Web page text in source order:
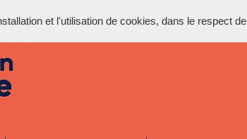
et l'utilisation de cookies, dans le respect